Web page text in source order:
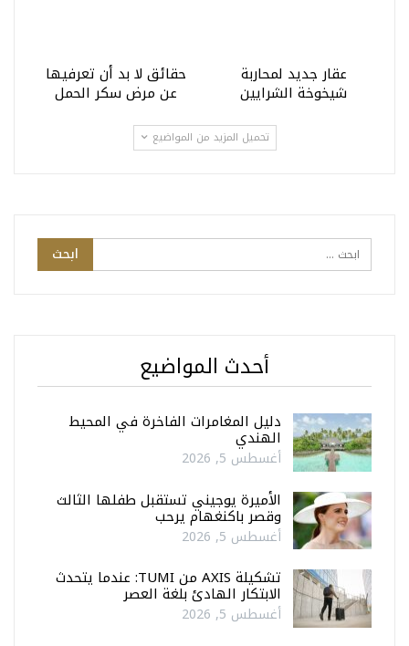
عقار جديد لمحاربة
شيخوخة الشرايين
حقائق لا بد أن تعرفيها
عن مرض سكر الحمل
تحميل المزيد من المواضيع
أحدث المواضيع
دليل المغامرات الفاخرة في المحيط
الهندي
أغسطس 5, 2026
الأميرة يوجيني تستقبل طفلها الثالث
وقصر باكنغهام يرحب
أغسطس 5, 2026
تشكيلة AXIS من TUMI: عندما يتحدث
الابتكار الهادئ بلغة العصر
أغسطس 5, 2026